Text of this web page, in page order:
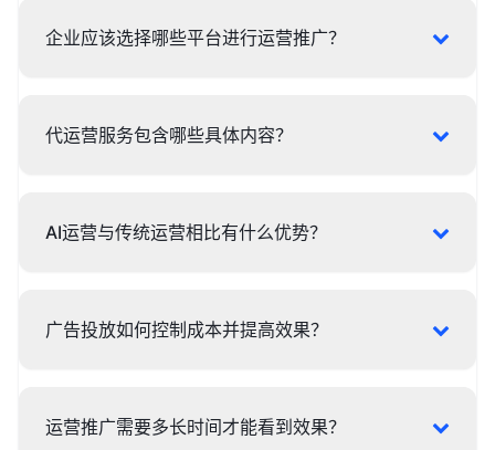
企业应该选择哪些平台进行运营推广？
代运营服务包含哪些具体内容？
AI运营与传统运营相比有什么优势？
广告投放如何控制成本并提高效果？
运营推广需要多长时间才能看到效果？